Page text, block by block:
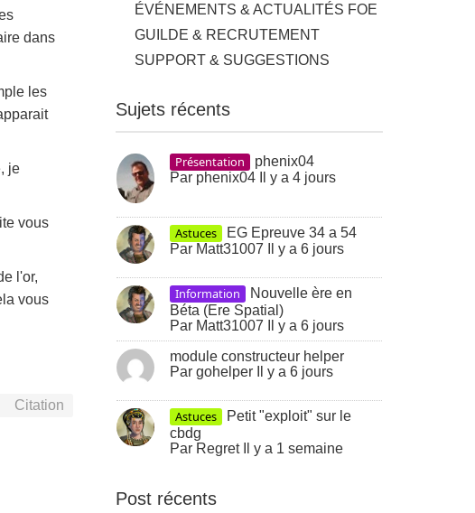
dans
les
je
vous
l'or,
vous
Citation
ÉVÉNEMENTS & ACTUALITÉS FOE
GUILDE & RECRUTEMENT
SUPPORT & SUGGESTIONS
Sujets récents
Présentation
phenix04
Par phenix04 Il y a 4 jours
Astuces
EG Epreuve 34 a 54
Par Matt31007 Il y a 6 jours
Information
Nouvelle ère en
Béta (Ere Spatial)
Par Matt31007
Il y a 6 jours
module constructeur helper
Par gohelper Il y a 6 jours
Astuces
Petit "exploit" sur le
cbdg
Par Regret Il y a 1 semaine
Post récents